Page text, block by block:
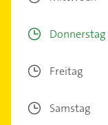
Donnerstag
Freitag
Samstag